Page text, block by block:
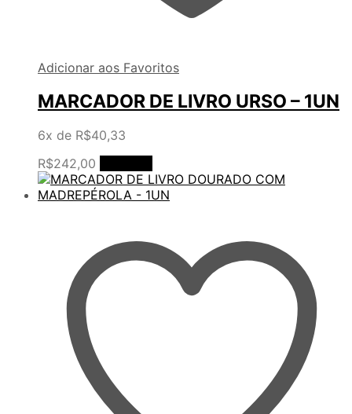
Adicionar aos Favoritos
MARCADOR DE LIVRO URSO – 1UN
6x de R$40,33
R$242,00